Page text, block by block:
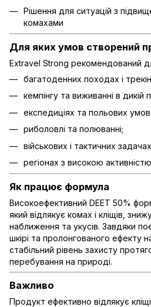
Рішення для ситуацій з
комахами
Для яких умов створений
Extravel Strong рекомендований
багатоденних походах і
кемпінгу та виживанні в дикій
експедиціях та польових
риболовлі та полюванні;
військових і тактичних
регіонах з високою активністю
Як працює формула
Високоефективний DEET 50%
який відлякує комах і кліщів,
наближення та укусів. Завдяки
шкірі та пролонгованого ефекту
стабільний рівень захисту
перебування на природі.
Важливо
Продукт ефективно відлякує